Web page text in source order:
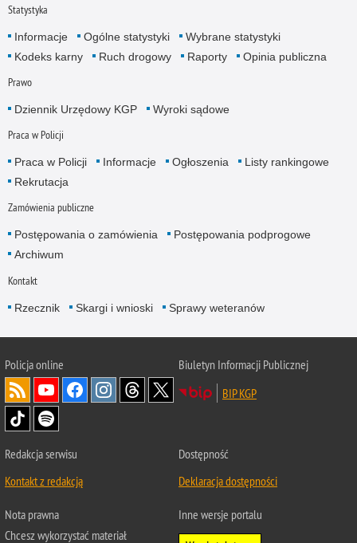
Statystyka
Informacje Ogólne statystyki
Wybrane statystyki
Kodeks karny
Ruch drogowy Raporty Opinia publiczna
Prawo
Dziennik Urzędowy KGP Wyroki sądowe
Praca w Policji
Praca w Policji Informacje Ogłoszenia
Listy rankingowe
Rekrutacja
Zamówienia publiczne
Postępowania o zamówienia
Postępowania podprogowe
Archiwum
Kontakt
Rzecznik Skargi i wnioski Sprawy weteranów
Policjaonline
Biuletyn Informacji Publicznej
BIP KGP
Redakcja serwisu
Kontakt z redakcją
Dostępność
Deklaracja dostępności
Nota prawna
Chcesz wykorzystać materiał
Inne wersje portalu